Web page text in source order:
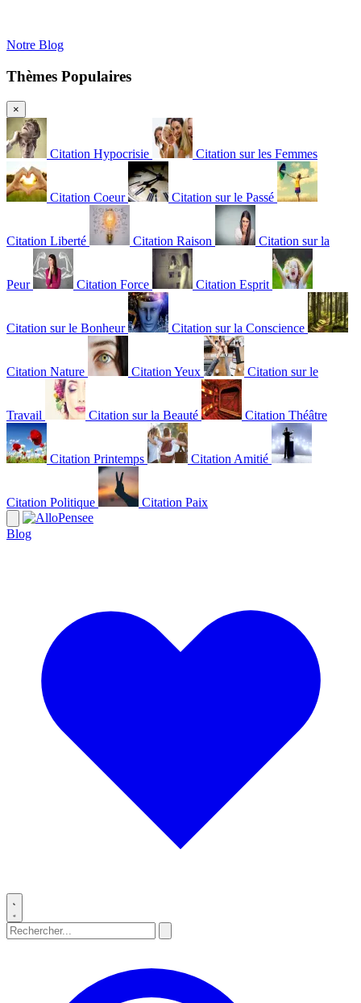
Notre Blog
Thèmes Populaires
×
Citation Hypocrisie Citation sur les Femmes
Citation Coeur Citation sur le Passé
Citation Liberté Citation Raison Citation sur la
Peur Citation Force Citation Esprit
Citation sur le Bonheur Citation sur la Conscience
Citation Nature Citation Yeux Citation sur le
Travail Citation sur la Beauté Citation Théâtre
Citation Printemps Citation Amitié
Citation Politique Citation Paix
Blog